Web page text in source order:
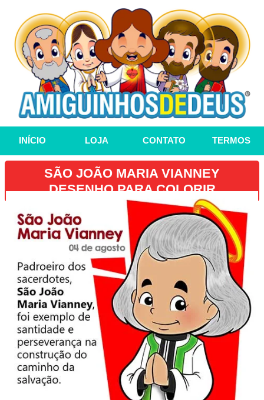
INÍCIO LOJA CONTATO TERMOS
SÃO JOÃO MARIA VIANNEY
DESENHO PARA COLORIR